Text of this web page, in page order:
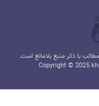
با ذکر منبع بلامانع است.
Copyright © 2025